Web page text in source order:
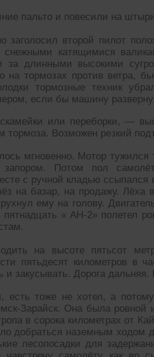
пальто и повесили на
второй пилот
снежными катящимися
за длинными высокими
на тормозах против ветра,
тормозные техник
если бы машину
или переборки, —
Возможен резкий
мгновенно. Мотор
Потом пол
с ручной кладью ссыпался
на базар, на продажу. Лёха
ему на голову.
« АН-2» полетел
на высоте пятьсот
пятьдесят километров
и закусывать. Дорога дальняя.
есть тоже не хотел, а
Зарайск. Она была
в сорока километрах от
добраться наземным ходом
лесопосадки для